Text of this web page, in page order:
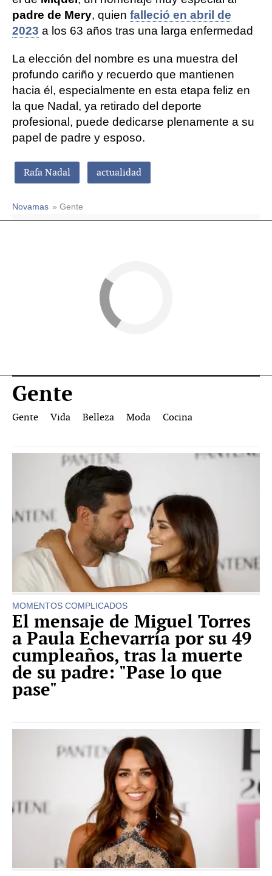
padre de Mery, quien falleció en abril de
2023 a los 63 años tras una larga enfermedad
La elección del nombre es una muestra del
profundo cariño y recuerdo que mantienen
hacia él, especialmente en esta etapa feliz en
la que Nadal, ya retirado del deporte
profesional, puede dedicarse plenamente a su
papel de padre y esposo.
Rafa Nadal actualidad
Novamas » Gente
Gente
Gente Vida Belleza Moda Cocina
MOMENTOS COMPLICADOS
El mensaje de Miguel Torres
a Paula Echevarría por su 49
cumpleaños, tras la muerte
de su padre: "Pase lo que
pase"